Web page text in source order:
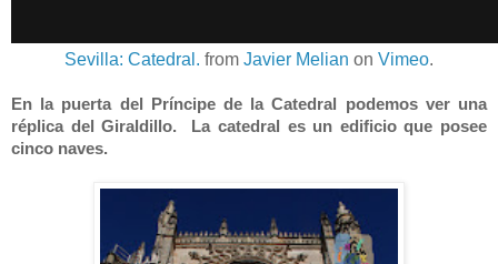
Sevilla: Catedral. from Javier Melian on Vimeo.
En la puerta del Príncipe de la Catedral podemos ver una
réplica del Giraldillo. La catedral es un edificio que posee
cinco naves.